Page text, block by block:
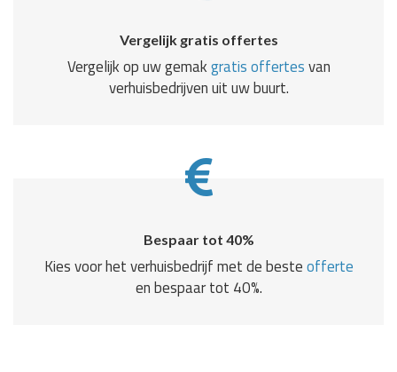
Vergelijk gratis offertes
Vergelijk op uw gemakgratis offertesvan
verhuisbedrijven uit uw buurt.
Bespaar tot 40%
Kies voor het verhuisbedrijf met de besteofferte
en bespaar tot 40%.